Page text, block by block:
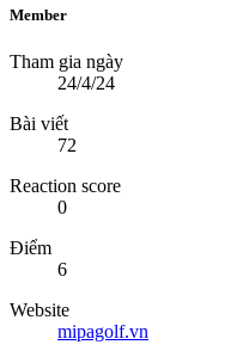
Member
Tham gia ngày
24/4/24
Bài viết
72
Reaction score
0
Điểm
6
Website
mipagolf.vn